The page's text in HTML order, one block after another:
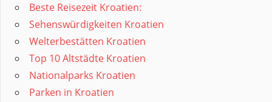
Beste Reisezeit Kroatien:
Sehenswürdigkeiten Kroatien
Welterbestätten Kroatien
Top 10 Altstädte Kroatien
Nationalparks Kroatien
Parken in Kroatien